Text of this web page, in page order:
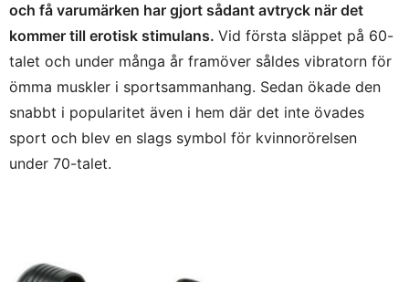
och få varumärken har gjort sådant avtryck när det
kommer till erotisk stimulans. Vid första släppet på 60-
talet och under många år framöver såldes vibratorn för
ömma muskler i sportsammanhang. Sedan ökade den
snabbt i popularitet även i hem där det inte övades
sport och blev en slags symbol för kvinnorörelsen
under 70-talet.